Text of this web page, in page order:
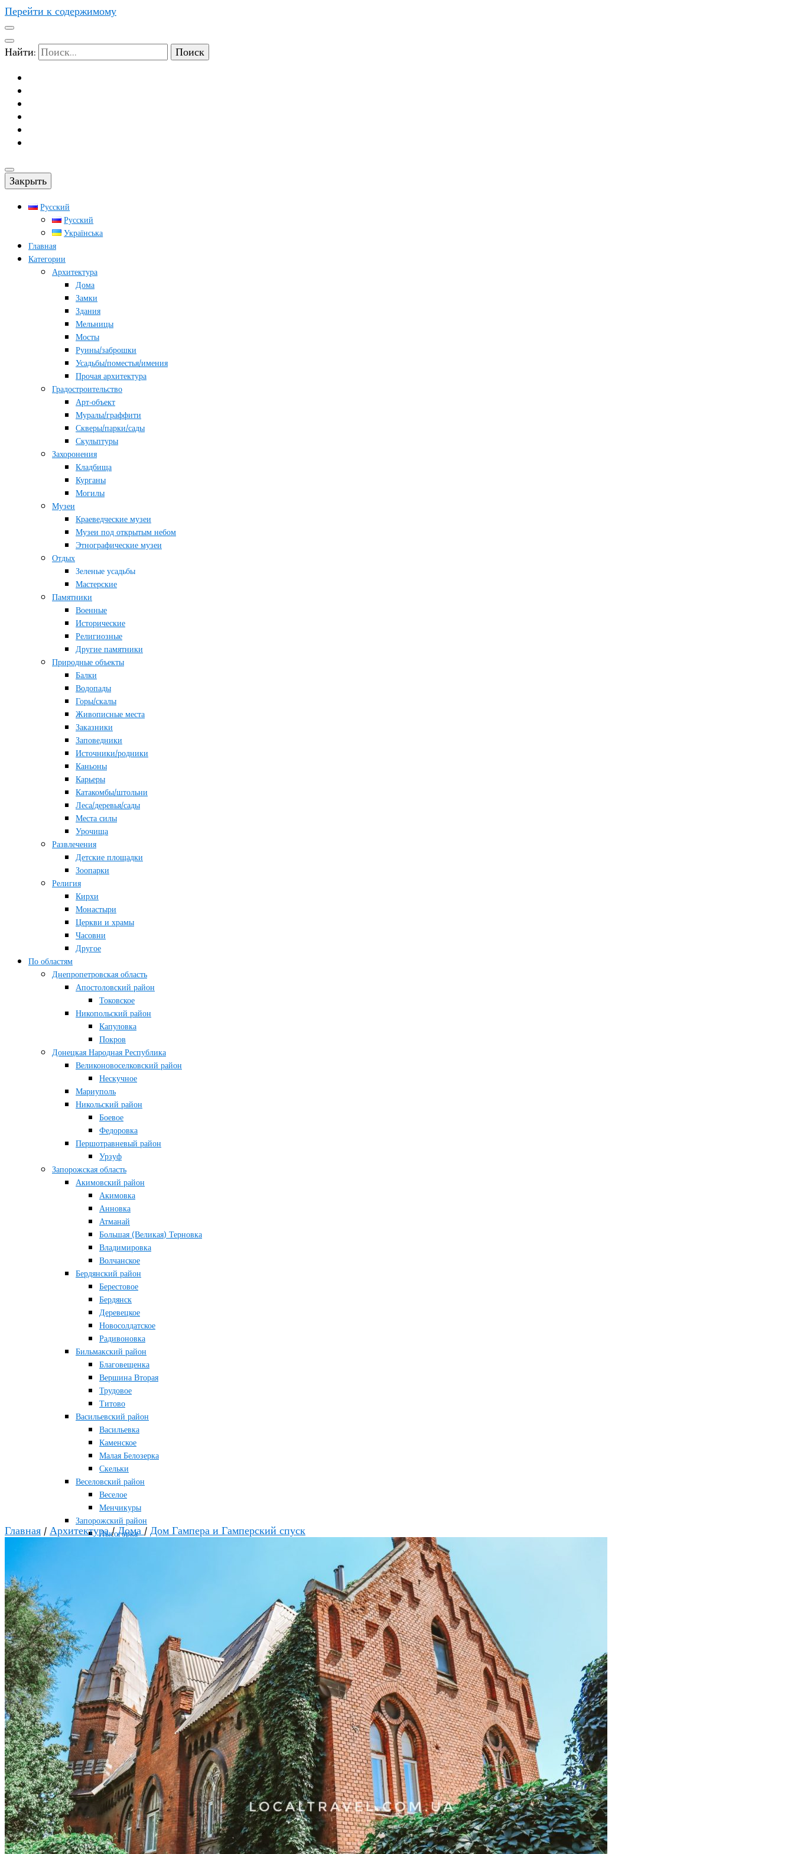
Перейти к содержимому
Найти:
Закрыть
Русский
Русский
Українська
Главная
Категории
Архитектура
Дома
Замки
Здания
Мельницы
Мосты
Руины/заброшки
Усадьбы/поместья/имения
Прочая архитектура
Градостроительство
Арт-объект
Муралы/граффити
Скверы/парки/сады
Скульптуры
Захоронения
Кладбища
Курганы
Могилы
Музеи
Краеведческие музеи
Музеи под открытым небом
Этнографические музеи
Отдых
Зеленые усадьбы
Мастерские
Памятники
Военные
Исторические
Религиозные
Другие памятники
Природные объекты
Балки
Водопады
Горы/скалы
Живописные места
Заказники
Заповедники
Источники/родники
Каньоны
Карьеры
Катакомбы/штольни
Леса/деревья/сады
Места силы
Урочища
Развлечения
Детские площадки
Зоопарки
Религия
Кирхи
Монастыри
Церкви и храмы
Часовни
Другое
По областям
Днепропетровская область
Апостоловский район
Токовское
Никопольский район
Капуловка
Покров
Донецкая Народная Республика
Великоновоселковский район
Нескучное
Мариуполь
Никольский район
Боевое
Федоровка
Першотравневый район
Урзуф
Запорожская область
Акимовский район
Акимовка
Анновка
Атманай
Большая (Великая) Терновка
Владимировка
Волчанское
Бердянский район
Берестовое
Бердянск
Деревецкое
Новосолдатское
Радивоновка
Бильмакский район
Благовещенка
Вершина Вторая
Трудовое
Титово
Васильевский район
Васильевка
Каменское
Малая Белозерка
Скельки
Веселовский район
Веселое
Менчикуры
Запорожский район
Лысогорка
Астраханка
Высокое
Заречное
Константиновка
Мелитополь
Мордвиновка
Новопилиповка
Орлово
Светлодолинское
Спасское
Старобогдановка
Терпенье
Тихоновка
Михайловский район
Братское
Зразковое
Марьяновка
Плодородное
Новониколаевский район
Новосоленое
Главная / Архитектура/ Дома / Дом Гампера и Гамперский спуск